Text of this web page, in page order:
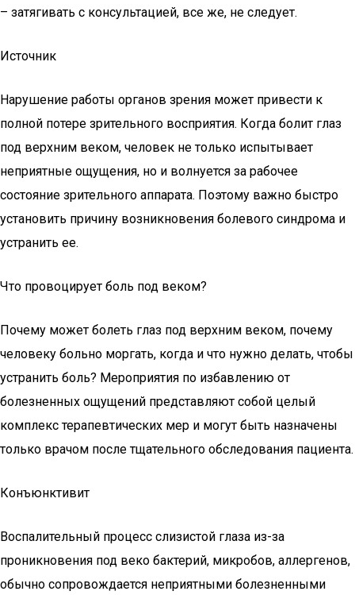
– затягивать с консультацией, все же, не следует.
Источник
Нарушение работы органов зрения может привести к
полной потере зрительного восприятия. Когда болит глаз
под верхним веком, человек не только испытывает
неприятные ощущения, но и волнуется за рабочее
состояние зрительного аппарата. Поэтому важно быстро
установить причину возникновения болевого синдрома и
устранить ее.
Что провоцирует боль под веком?
Почему может болеть глаз под верхним веком, почему
человеку больно моргать, когда и что нужно делать, чтобы
устранить боль? Мероприятия по избавлению от
болезненных ощущений представляют собой целый
комплекс терапевтических мер и могут быть назначены
только врачом после тщательного обследования пациента.
Конъюнктивит
Воспалительный процесс слизистой глаза из-за
проникновения под веко бактерий, микробов, аллергенов,
обычно сопровождается неприятными болезненными